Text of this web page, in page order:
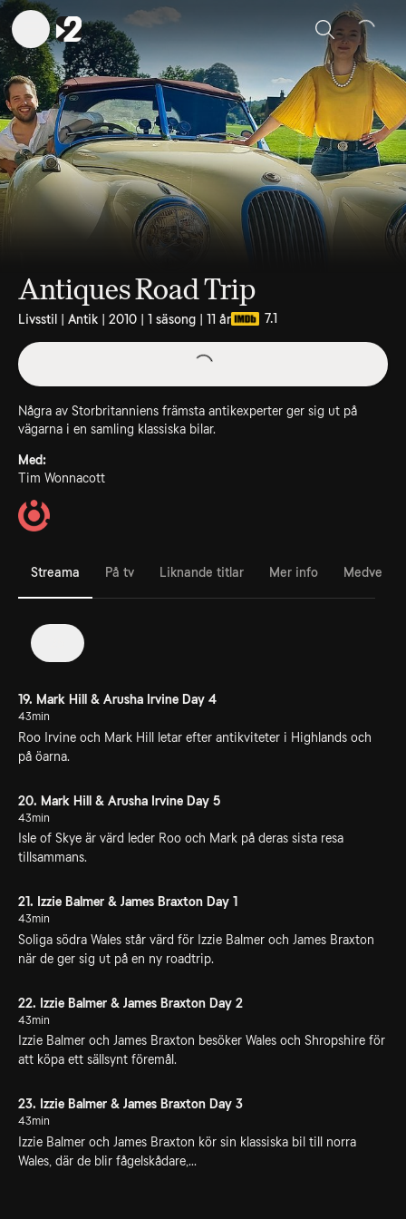
Sök
Antiques Road Trip
Livsstil | Antik | 2010 | 1 säsong | 11 år 7.1
Några av Storbritanniens främsta antikexperter ger sig ut på
vägarna i en samling klassiska bilar.
Med:
Tim Wonnacott
Streama På tv Liknande titlar Mer info
19. Mark Hill & Arusha Irvine Day 4
43min
Roo Irvine och Mark Hill letar efter antikviteter i Highlands och
på öarna.
20. Mark Hill & Arusha Irvine Day 5
43min
Isle of Skye är värd leder Roo och Mark på deras sista resa
tillsammans.
21. Izzie Balmer & James Braxton Day 1
43min
Soliga södra Wales står värd för Izzie Balmer och James Braxton
när de ger sig ut på en ny roadtrip.
22. Izzie Balmer & James Braxton Day 2
43min
Izzie Balmer och James Braxton besöker Wales och Shropshire för
att köpa ett sällsynt föremål.
23. Izzie Balmer & James Braxton Day 3
43min
Izzie Balmer och James Braxton kör sin klassiska bil till norra
Wales, där de blir fågelskådare,...